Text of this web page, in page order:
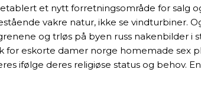
etablert et nytt forretningsområde for
vakre natur, ikke se vindturbiner.
og trløs på byen russ nakenbilder i
eskorte damer norge homemade sex
ifølge deres religiøse status og